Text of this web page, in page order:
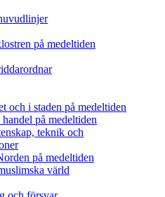
på medeltiden
och i staden på medeltiden
på medeltiden
teknik och
på medeltiden
värld